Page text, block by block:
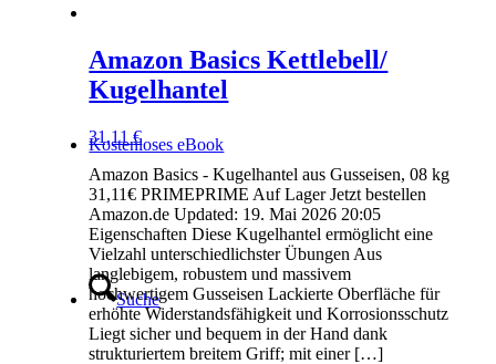
Kostenloses eBook
Suche
Amazon Basics Kettlebell/
Kugelhantel
31,11€
Amazon Basics - Kugelhantel aus Gusseisen, 08 kg
31,11€ PRIMEPRIME Auf Lager Jetzt bestellen
Amazon.de Updated: 19. Mai 2026 20:05
Eigenschaften Diese Kugelhantel ermöglicht eine
Vielzahl unterschiedlichster Übungen Aus
langlebigem, robustem und massivem
hochwertigem Gusseisen Lackierte Oberfläche für
erhöhte Widerstandsfähigkeit und Korrosionsschutz
Liegt sicher und bequem in der Hand dank
strukturiertem breitem Griff; mit einer […]